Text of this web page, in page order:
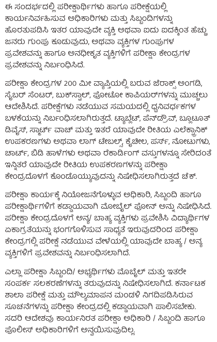
ಈ ಸಂದರ್ಭದಲ್ಲಿ ಪರೀಕ್ಷಾರ್ಥಿಗಳು ಹಾಗೂ ಪರೀಕ್ಷೆಯಲ್ಲಿ
ಕಾರ್ಯನಿರ್ವಹಿಸುವ ಅಧಿಕಾರಿಗಳು ಮತ್ತು ಸಿಬ್ಬಂದಿಗಳನ್ನು
ಹೊರತುಪಡಿಸಿ ಇತರ ಯಾವುದೇ ವ್ಯಕ್ತಿ ಅಥವಾ ಐದು ಐದಕ್ಕಿಂತ ಹೆಚ್ಚು
ಜನರು ಗುಂಪು ಕೂಡುವುದು, ಅಥವಾ ವ್ಯಕ್ತಿಗಳ ಗುಂಪುಗಳ
ಪ್ರವೇಶವನ್ನು ಹಾಗೂ ಅನಧೀಕೃತ ವ್ಯಕ್ತಿಗಳಿಗೆ ಪರೀಕ್ಷಾ ಕೇಂದ್ರಗಳ
ಪ್ರವೇಶವನ್ನು ನಿರ್ಬಂಧಿಸಿದೆ.
ಪರೀಕ್ಷಾ ಕೇಂದ್ರಗಳ 200 ಮೀ ವ್ಯಾಪ್ತಿಯಲ್ಲಿ ಬರುವ ಜೆರಾಕ್ಸ್ ಅಂಗಡಿ,
ಸೈಬರ್ ಸೆಂಟರ್, ಬುಕ್‌ಸ್ಟಾಲ್, ಫೋಟೋ ಕಾಪಿಯರ್‌ಗಳನ್ನು ಮುಚ್ಚಲು
ಆದೇಶಿಸಿದೆ. ಪರೀಕ್ಷೆಗಳು ನಡೆಯುವ ಸಮಯದಲ್ಲಿ ಧ್ವನಿವರ್ಧಕಗಳ
ಬಳಕೆಯನ್ನು ನಿರ್ಬಂಧಿಸಲಾಗಿರುತ್ತದೆ. ಟ್ಯಾಬ್ಲೆಟ್, ಪೆನ್‌ಡ್ರೌವ್, ಬ್ಲೂಟೂತ್
ಡಿವೈಸ್, ಸ್ಮಾರ್ಟ್ ವಾಚ್ ಮತ್ತು ಇತರೆ ಯಾವುದೇ ರೀತಿಯ ಎಲೆಕ್ಟ್ರಾನಿಕ್
ಉಪಕರಣಗಳು ಅಥವಾ ಲಾಗ್ ಟೇಬಲ್ಸ್, ಕೈಚೀಲ, ಪರ್ಸ್, ನೋಟುಗಳು,
ಚಾರ್ಟ್, ಬಿಡಿ ಹಾಳೆಗಳು ಅಥವಾ ರೆಕಾರ್ಡಿಂಗ್ ವಸ್ತುಗಳನ್ನೂ ಸೇರಿದಂತೆ
ಇನ್ನಿತರೆ ಯಾವುದೇ ರೀತಿಯ ಉಪಕರಣಗಳನ್ನು ಪರೀಕ್ಷಾ
ಕೇಂದ್ರದೊಳಗೆ ಕೊಂಡೊಯ್ಯುವುದನ್ನು ನಿಷೇಧಿಸಲಾಗಿರುತ್ತದೆ ಚೆಕ್.
ಪರೀಕ್ಷಾ ಕಾರ್ಯಕ್ಕೆ ನಿಯೋಜನೆಗೊಳ್ಳುವ ಅಧಿಕಾರಿ, ಸಿಬ್ಬಂದಿ ಹಾಗೂ
ಪರೀಕ್ಷಾರ್ಥಿಗಳಿಗೆ ಕಡ್ಡಾಯವಾಗಿ ಮೋಬೈಲ್ ಫೋನ್ ಅನ್ನು ನಿಷೇಧಿಸಿದೆ.
ಪರೀಕ್ಷಾ ಕೇಂದ್ರದೊಳಗೆ ಅನ್ಯ/ ಬಾಹ್ಯ ವ್ಯಕ್ತಿಗಳು ಪ್ರವೇಶಿಸಿ ವಿದ್ಯಾರ್ಥಿಗಳ
ಏಕಾಗ್ರತೆಯನ್ನು ಭಂಗಗೊಳಿಸುವ ಸಾಧ್ಯತೆ ಇರುವುದರಿಂದ ಪರೀಕ್ಷಾ
ಕೇಂದ್ರಗಲ್ಲಿ ಪರೀಕ್ಷೆ ನಡೆಯುವ ವೇಳೆಯಲ್ಲಿ ಯಾವುದೇ ಬಾಹ್ಯ / ಅನ್ಯ
ವ್ಯಕ್ತಿಗಳಿಗೆ ಪ್ರವೇಶವನ್ನು ನಿರ್ಬಂಧಿಸಲಾಗಿದೆ.
ಎಲ್ಲಾ ಪರೀಕ್ಷಾ ಸಿಬ್ಬಂದಿ/ ಅಭ್ಯರ್ಥಿಗಳು ಮೊಬೈಲ್ ಮತ್ತು ಇತರೇ
ಸಂಪರ್ಕ ಸಲಕರಣೆಗಳನ್ನು ತರುವುದನ್ನು ನಿಷೇಧಿಸಲಾಗಿದೆ. ಕರ್ನಾಟಕ
ಶಾಲಾ ಪರೀಕ್ಷೆ ಮತ್ತು ಮೌಲ್ಯಮಾಪನ ಮಂಡಳಿ ನಿಗದಿಪಡಿಸಿರುವ
ಸೂಚನೆಗಳನ್ನು ಪರೀಕ್ಷಾ ಕೇಂದ್ರದಲ್ಲಿ ಕಡ್ಡಾಯವಾಗಿ ಪಾಲಿಸಬೇಕು.
ಸದರಿ ಆದೇಶವು ಕಾರ್ಯನಿರತ ಪರೀಕ್ಷಾ ಅಧಿಕಾರಿ / ಸಿಬ್ಬಂದಿ ಹಾಗೂ
ಪೊಲೀಸ್ ಅಧಿಕಾರಿಗಳಿಗೆ ಅನ್ವಯಿಸುವುದಿಲ್ಲ.